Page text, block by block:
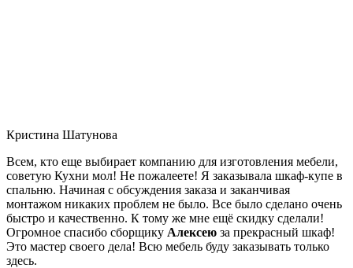
Кристина Шатунова
Всем, кто еще выбирает компанию для изготовления мебели,
советую Кухни мол! Не пожалеете! Я заказывала шкаф-купе в
спальню. Начиная с обсуждения заказа и заканчивая
монтажом никаких проблем не было. Все было сделано очень
быстро и качественно. К тому же мне ещё скидку сделали!
Огромное спасибо сборщику Алексею за прекрасный шкаф!
Это мастер своего дела! Всю мебель буду заказывать только
здесь.